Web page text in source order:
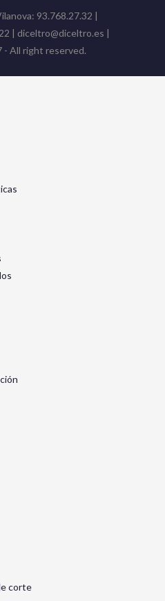
93.768.27.32 |
| diceltro@diceltro.es |
- All right reserved.
corte